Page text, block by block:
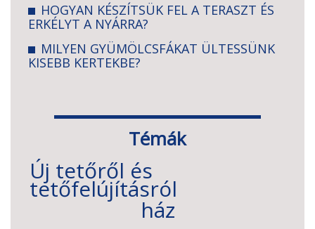
HOGYAN KÉSZÍTSÜK FEL A TERASZT ÉS
ERKÉLYT A NYÁRRA?
MILYEN GYÜMÖLCSFÁKAT ÜLTESSÜNK
KISEBB KERTEKBE?
Témák
Új tetőről és
tetőfelújításról
ház